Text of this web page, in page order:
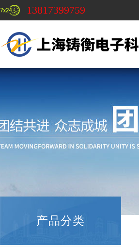
13817399759
产品分类